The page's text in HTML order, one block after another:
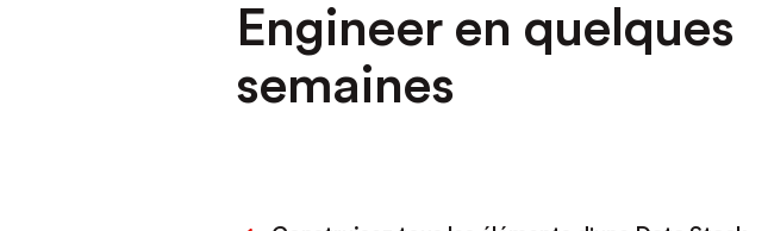
Engineer en quelques
semaines